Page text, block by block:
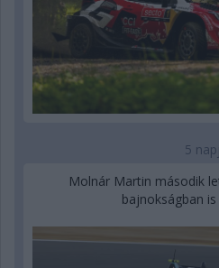
5
Molnár Martin második
bajnokságban